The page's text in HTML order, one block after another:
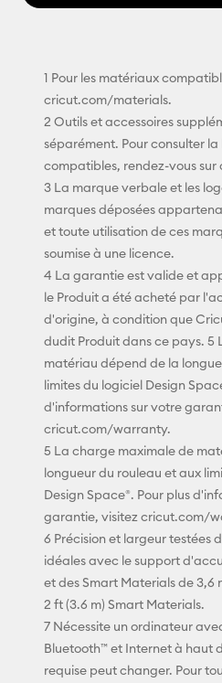
1 Pour les matériaux
cricut.com/materials.
2 Outils et accessoires
séparément. Pour consulter la
compatibles, rendez-vous
3 La marque verbale et les
marques déposées
et toute utilisation de ces
soumise à une licence.
4 La garantie est valide et
le Produit a été acheté par
d'origine, à condition que
dudit Produit dans ce pays. 5
matériau dépend de la
limites du logiciel Design
d'informations sur votre
cricut.com/warranty.
5 La charge maximale de
longueur du rouleau et aux
Design Space®. Pour plus
garantie, visitez cricut.com/
6 Précision et largeur testées
idéales avec le support
et des Smart Materials de 3,6
2 ft (3.6 m) Smart Materials.
7 Nécessite un ordinateur
Bluetooth™ et Internet à haut
requise peut changer. Pour